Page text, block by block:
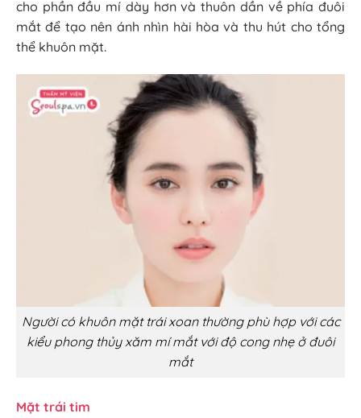
cho phần đầu mí dày hơn và thuôn dần về phía đuôi
mắt để tạo nên ánh nhìn hài hòa và thu hút cho tổng
thể khuôn mặt.
Người có khuôn mặt trái xoan thường phù hợp với các
kiểu phong thủy xăm mí mắt với độ cong nhẹ ở đuôi
mắt
Mặt trái tim